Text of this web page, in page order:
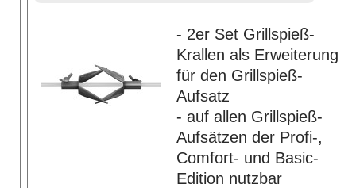
- 2er Set Grillspieß-
Krallen als Erweiterung
für den Grillspieß-
Aufsatz
- auf allen Grillspieß-
Aufsätzen der Profi-,
Comfort- und Basic-
Edition nutzbar